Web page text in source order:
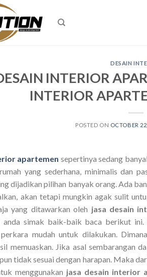
DESAIN
INTERIOR
INTERIOR
POSTED ON OCTOBER
apartemen sepertinya sedang
yang sederhana, minimalis dan
dijadikan pilihan banyak orang. Ada
akan tetapi mungkin agak sulit
yang ditawarkan oleh jasa desain
anda simak baik-baik baca berikut ini.
mudah untuk dilakukan.
memuaskan. Jika asal sembarangan
tidak sesuai dengan harapan. Maka
menggunakan jasa desain interior